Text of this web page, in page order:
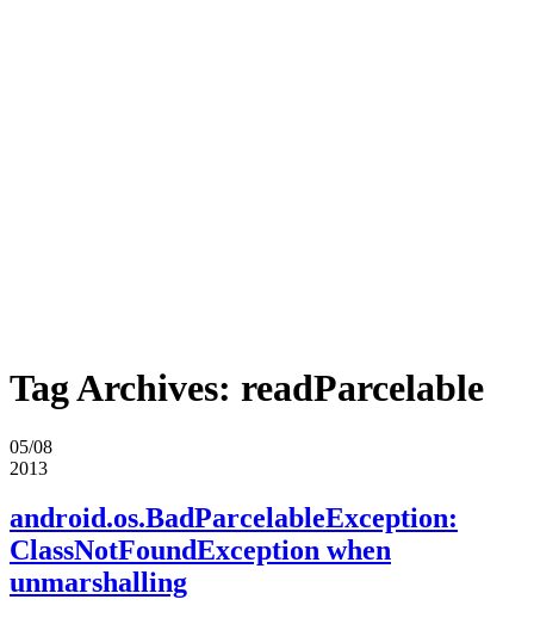
Tag Archives: readParcelable
05/08
2013
android.os.BadParcelableException:
ClassNotFoundException when
unmarshalling